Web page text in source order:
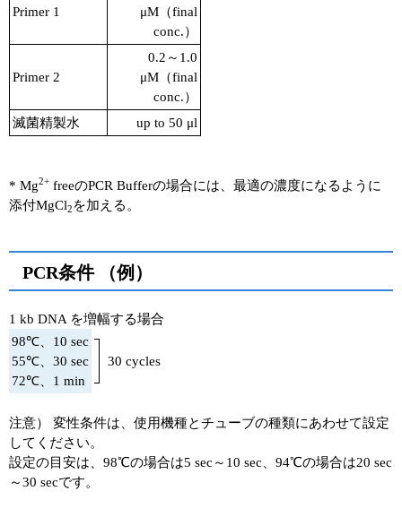
Primer 1
μM（final
conc.）
Primer 2
0.2～1.0
μM（final
conc.）
滅菌精製水
up to 50 μl
* Mg2+ freeのPCR Bufferの場合には、最適の濃度になるように
添付MgCl2 を加える。
PCR条件 （例）
1 kb DNA を増幅する場合
98℃、10 sec
55℃、30 sec
72℃、1 min
30 cycles
注意） 変性条件は、使用機種とチューブの種類にあわせて設定
してください。
設定の目安は、98℃の場合は5 sec～10 sec、94℃の場合は20 sec
～30 secです。